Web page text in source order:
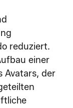
reduziert.
einer
Avatars, der